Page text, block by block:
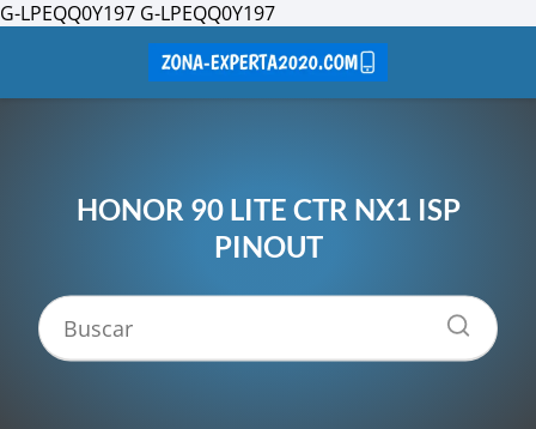
G-LPEQQ0Y197 G-LPEQQ0Y197
HONOR 90 LITE CTR NX1 ISP
PINOUT